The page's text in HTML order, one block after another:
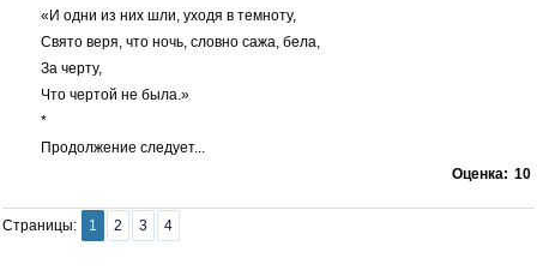
«И одни из них шли, уходя в темноту,
Свято веря, что ночь, словно сажа, бела,
За черту,
Что чертой не была.»
*
Продолжение следует...
Оценка: 10
Страницы: 1 2 3 4